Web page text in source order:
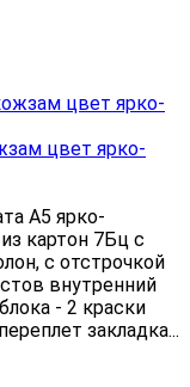
цвет ярко-
А5 ярко-
картон 7Бц с
с отстрочкой
внутренний
- 2 краски
закладка...